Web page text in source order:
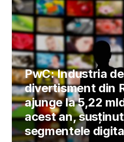
PwC: Industria
divertisment din
ajunge la 5,22
acest an,
segmentele